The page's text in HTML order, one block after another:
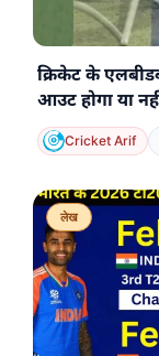
क्रिकेट के
आउट होगा या
Cricket Arif
लेख